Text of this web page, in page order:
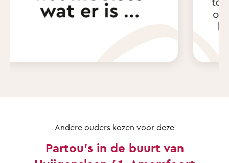
Andere ouders kozen voor deze
Partou's in de buurt van